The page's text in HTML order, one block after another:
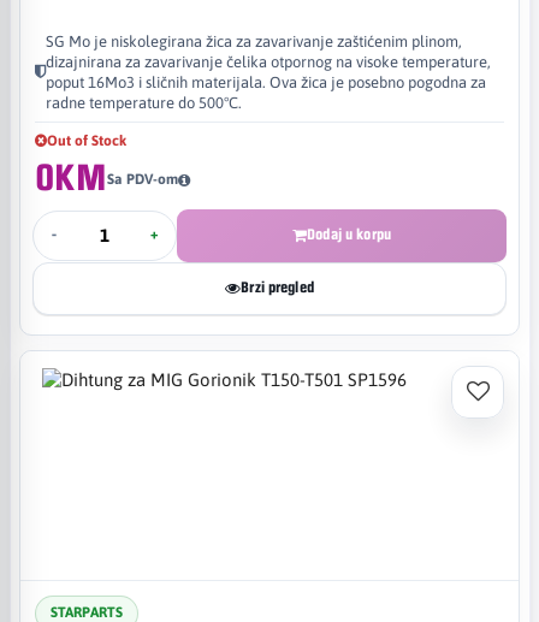
SG Mo je niskolegirana žica za zavarivanje zaštićenim plinom,
dizajnirana za zavarivanje čelika otpornog na visoke temperature,
poput 16Mo3 i sličnih materijala. Ova žica je posebno pogodna za
radne temperature do 500°C.
Out of Stock
0KMSa PDV-om
- + Dodaj u korpu
Brzi pregled
STARPARTS